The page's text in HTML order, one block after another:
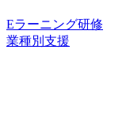
Eラーニング研修
業種別支援